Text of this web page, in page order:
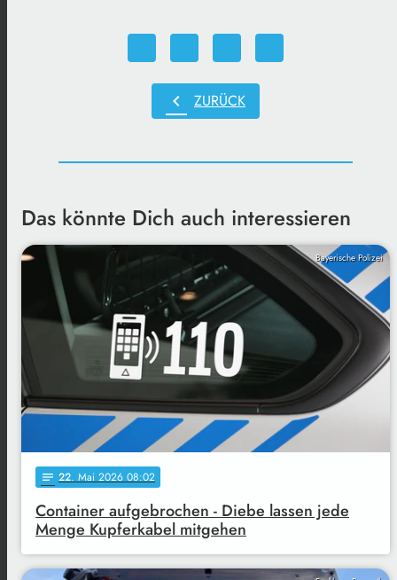
chevron_left ZURÜCK
Das könnte Dich auch interessieren
Bayerische Polizei
notes 22. Mai 2026 08:02
Container aufgebrochen - Diebe lassen jede
Menge Kupferkabel mitgehen